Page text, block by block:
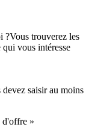
?Vous trouverez les
vous intéresse
saisir au moins
d'offre »